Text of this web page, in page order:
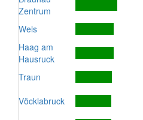
Zentrum
Wels
Haag am
Hausruck
Traun
Vöcklabruck